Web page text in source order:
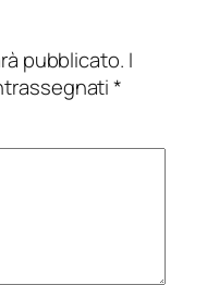
pubblicato. I
*